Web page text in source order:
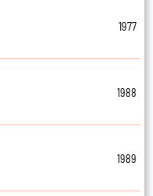
1977
1988
1989